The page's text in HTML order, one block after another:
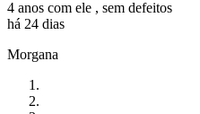
4 anos com ele , sem defeitos
há 24 dias
Morgana